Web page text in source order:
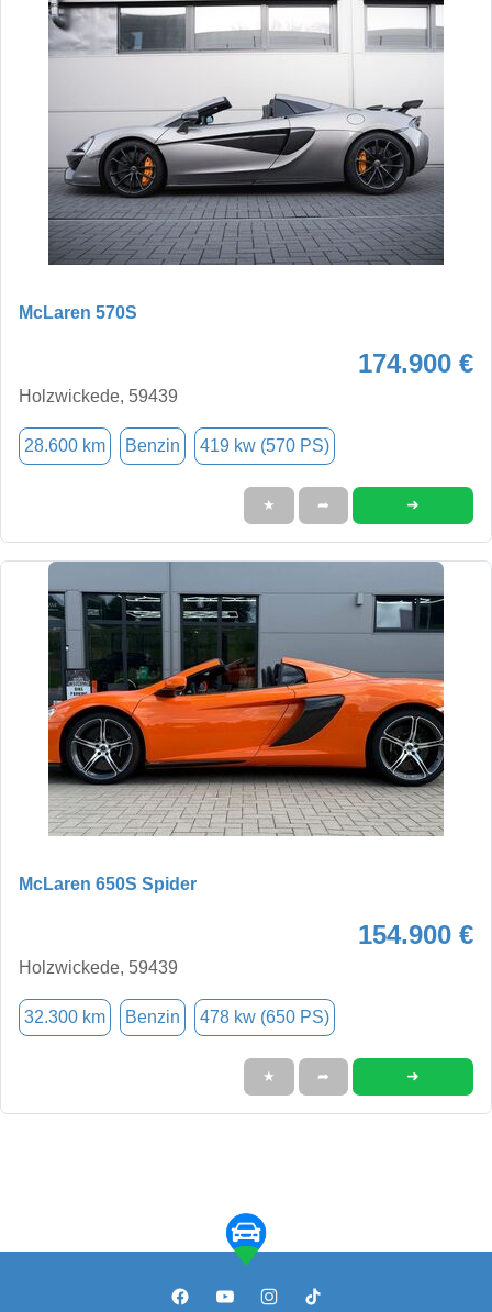
McLaren 570S
174.900 €
Holzwickede, 59439
28.600 km Benzin 419 kw (570 PS)
★ ➦ ➜
McLaren 650S Spider
154.900 €
Holzwickede, 59439
32.300 km Benzin 478 kw (650 PS)
★ ➦ ➜